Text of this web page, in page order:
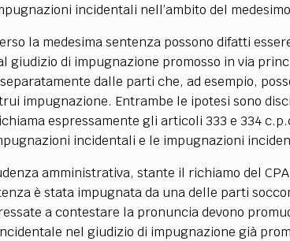
incidentali nell’ambito del
la medesima sentenza possono difatti
giudizio di impugnazione promosso in via
dalle parti che, ad esempio,
impugnazione. Entrambe le ipotesi sono
espressamente gli articoli 333 e 334
incidentali e le impugnazioni
amministrativa, stante il richiamo del
è stata impugnata da una delle parti
a contestare la pronuncia devono
nel giudizio di impugnazione già